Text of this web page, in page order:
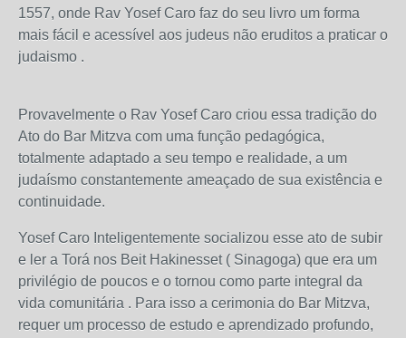
1557, onde Rav Yosef Caro faz do seu livro um forma
mais fácil e acessível aos judeus não eruditos a praticar o
judaismo .
Provavelmente o Rav Yosef Caro criou essa tradição do
Ato do Bar Mitzva com uma função pedagógica,
totalmente adaptado a seu tempo e realidade, a um
judaísmo constantemente ameaçado de sua existência e
continuidade.
Yosef Caro Inteligentemente socializou esse ato de subir
e ler a Torá nos Beit Hakinesset ( Sinagoga) que era um
privilégio de poucos e o tornou como parte integral da
vida comunitária . Para isso a cerimonia do Bar Mitzva,
requer um processo de estudo e aprendizado profundo,